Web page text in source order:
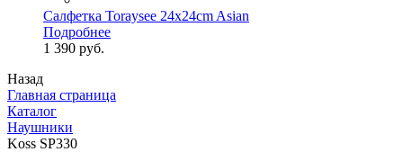
Салфетка Toraysee 24x24cm Asian
Подробнее
1 390 руб.
Назад
Главная страница
Каталог
Наушники
Koss SP330